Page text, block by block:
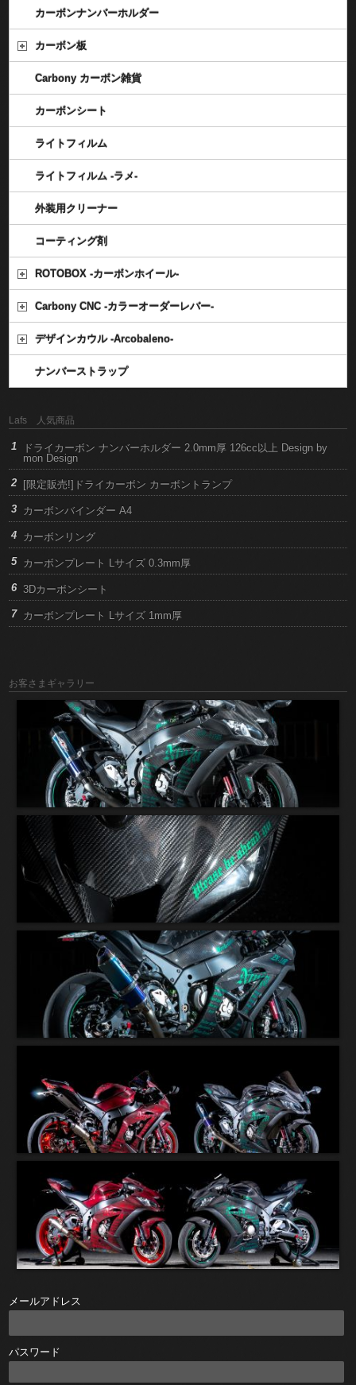
カーボンナンバーホルダー
カーボン板
Carbony カーボン雑貨
カーボンシート
ライトフィルム
ライトフィルム -ラメ-
外装用クリーナー
コーティング剤
ROTOBOX -カーボンホイール-
Carbony CNC -カラーオーダーレバー-
デザインカウル -Arcobaleno-
ナンバーストラップ
Lafs 人気商品
ドライカーボン ナンバーホルダー 2.0mm厚 126cc以上 Design by
mon Design
[限定販売!]ドライカーボン カーボントランプ
カーボンバインダー A4
カーボンリング
カーボンプレート Lサイズ 0.3mm厚
3Dカーボンシート
カーボンプレート Lサイズ 1mm厚
お客さまギャラリー
メールアドレス
パスワード